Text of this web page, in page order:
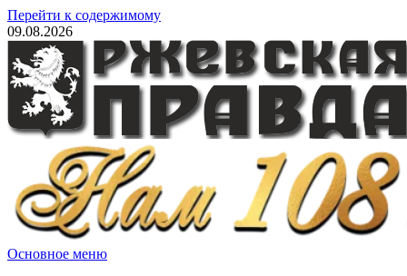
Перейти к содержимому
09.08.2026
Основное меню